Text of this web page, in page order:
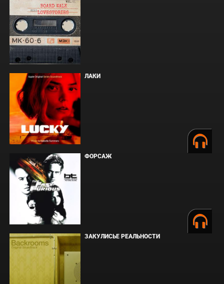
ЛАКИ
ФОРСАЖ
ЗАКУЛИСЬЕ РЕАЛЬНОСТИ